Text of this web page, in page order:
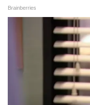
View
Maharashtra Milk
अगस्त से बदल जाएगा दूध का
महाराष्ट्र में ₹2 प्रति लीटर बढ़ी
जानें क्यों लिया गया फैसला
LATEST VIDEOS
Modi in IIT Delhi: '1
बोलूं', देश के युवाओं को